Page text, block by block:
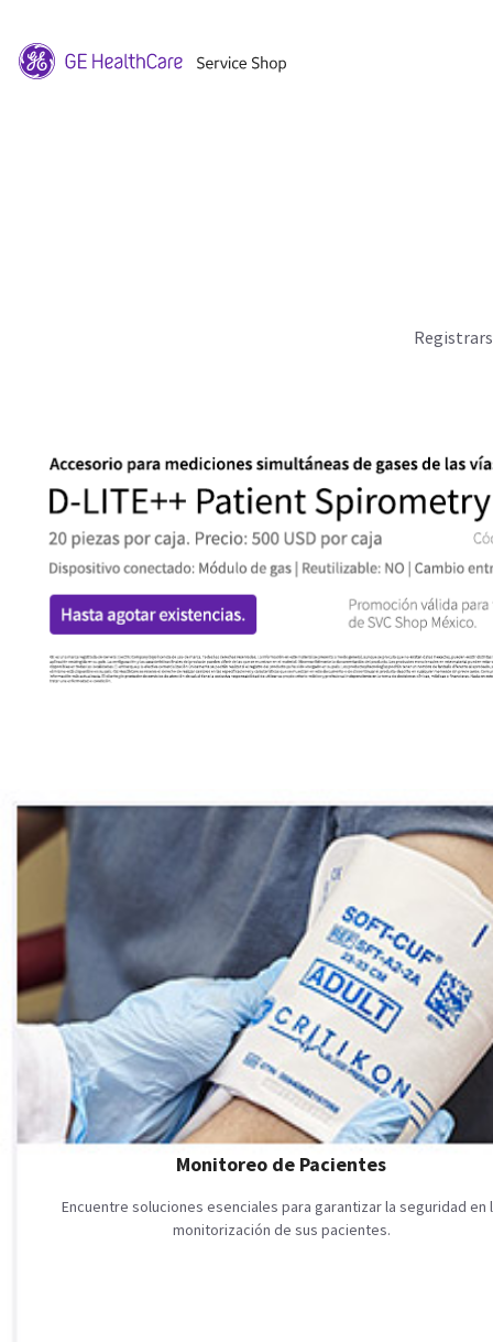
Monitoreo de Pacientes
Encuentre soluciones esenciales para garantizar la seguridad en
monitorización de sus pacientes.